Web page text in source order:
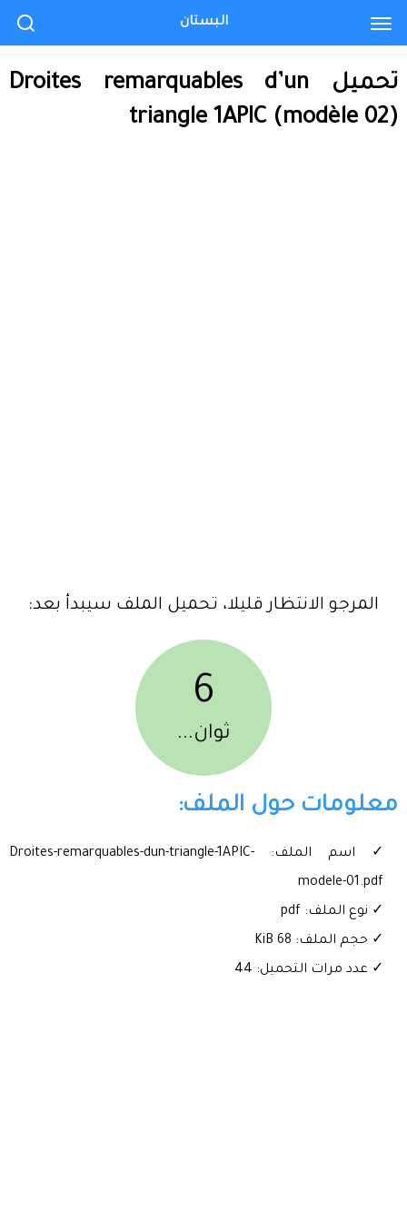
تحميل Droites remarquables d’un
triangle 1APIC (modèle 02)
المرجو الانتظار قليلا، تحميل الملف سيبدأ بعد:
6
ثوان...
معلومات حول الملف:
✓ اسم الملف: Droites-remarquables-dun-triangle-1APIC-
modele-01.pdf
✓ نوع الملف: pdf
✓ حجم الملف: 68 KiB
✓ عدد مرات التحميل: 44
البستان